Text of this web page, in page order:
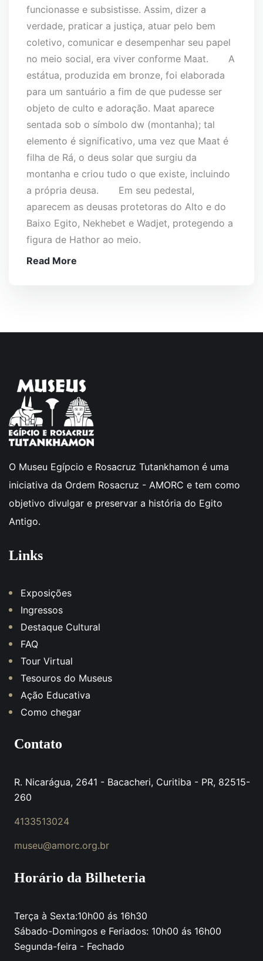
funcionasse e subsistisse. Assim, dizer a
verdade, praticar a justiça, atuar pelo bem
coletivo, comunicar e desempenhar seu papel
no meio social, era viver conforme Maat.⠀ ⠀ A
estátua, produzida em bronze, foi elaborada
para um santuário a fim de que pudesse ser
objeto de culto e adoração. Maat aparece
sentada sob o símbolo dw (montanha); tal
elemento é significativo, uma vez que Maat é
filha de Rá, o deus solar que surgiu da
montanha e criou tudo o que existe, incluindo
a própria deusa.⠀ ⠀ Em seu pedestal,
aparecem as deusas protetoras do Alto e do
Baixo Egito, Nekhebet e Wadjet, protegendo a
figura de Hathor ao meio.⠀
Read More
O Museu Egípcio e Rosacruz Tutankhamon é uma
iniciativa da Ordem Rosacruz - AMORC e tem como
objetivo divulgar e preservar a história do Egito
Antigo.
Links
Exposições
Ingressos
Destaque Cultural
FAQ
Tour Virtual
Tesouros do Museus
Ação Educativa
Como chegar
Contato
R. Nicarágua, 2641 - Bacacheri, Curitiba - PR, 82515-
260
4133513024
museu@amorc.org.br
Horário da Bilheteria
Terça à Sexta:10h00 ás 16h30
Sábado-Domingos e Feriados: 10h00 ás 16h00
Segunda-feira - Fechado